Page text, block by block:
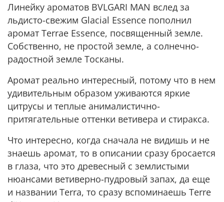
Линейку ароматов BVLGARI MAN вслед за
льдисто-свежим Glacial Essence пополнил
аромат Terrae Essence, посвященный земле.
Собственно, не простой земле, а солнечно-
радостной земле Тосканы.
Аромат реально интересный, потому что в нем
удивительным образом уживаются яркие
цитрусы и теплые анималистично-
притягательные оттенки ветивера и стиракса.
Что интересно, когда сначала не видишь и не
знаешь аромат, то в описании сразу бросается
в глаза, что это древесный с землистыми
нюансами ветиверно-пудровый запах, да еще
и названии Terra, то сразу вспоминаешь Terre